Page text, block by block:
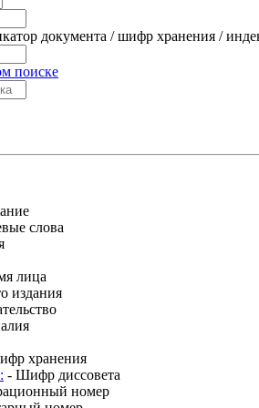
документа / шифр хранения /
поиске
слова
лица
издания
хранения
- Шифр диссовета
номер